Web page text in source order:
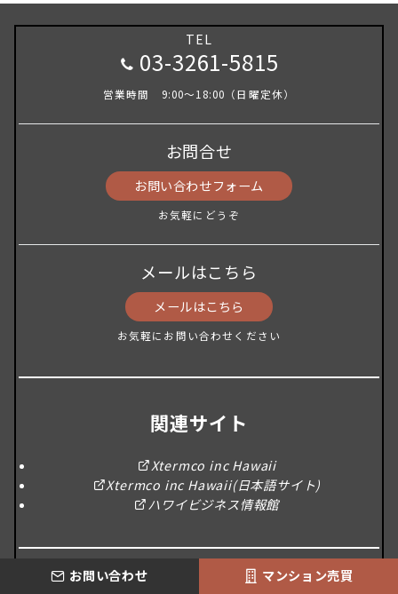
TEL
03-3261-5815
営業時間 9:00～18:00（日曜定休）
お問合せ
お問い合わせフォーム
お気軽にどうぞ
メールはこちら
メールはこちら
お気軽にお問い合わせください
関連サイト
Xtermco inc Hawaii
Xtermco inc Hawaii(日本語サイト)
ハワイビジネス情報館
お問い合わせ マンション売買